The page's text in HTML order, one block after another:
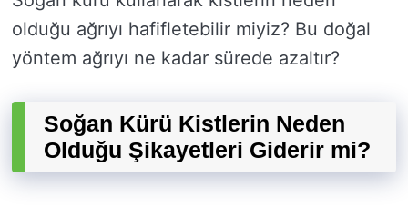
olduğu ağrıyı hafifletebilir miyiz? Bu doğal
yöntem ağrıyı ne kadar sürede azaltır?
Soğan Kürü Kistlerin Neden
Olduğu Şikayetleri Giderir mi?